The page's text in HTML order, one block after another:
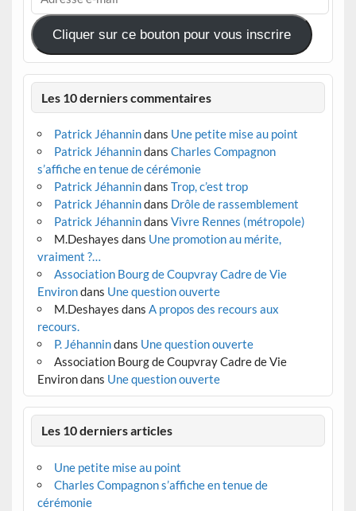
mail
Cliquer sur ce bouton pour vous inscrire
Les 10 derniers commentaires
Patrick Jéhannindans Une petite mise au point
Patrick Jéhannindans Charles Compagnon
s’affiche en tenue de cérémonie
Patrick Jéhannindans Trop, c’est trop
Patrick Jéhannindans Drôle de rassemblement
Patrick Jéhannindans Vivre Rennes (métropole)
M.Deshayes dans Une promotion au mérite,
vraiment ?…
Association Bourg de Coupvray Cadre de Vie
Environdans Une question ouverte
M.Deshayes dans A propos des recours aux
recours.
P. Jéhannindans Une question ouverte
Association Bourg de Coupvray Cadre de Vie
Environdans Une question ouverte
Les 10 derniers articles
Une petite mise au point
Charles Compagnon s’affiche en tenue de
cérémonie